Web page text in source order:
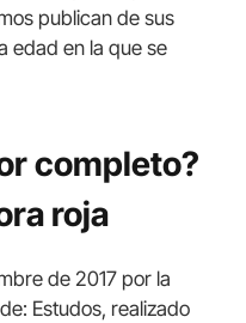
publican de sus
edad en la que se
completo?
roja
de 2017 por la
Estudos, realizado